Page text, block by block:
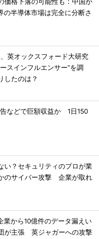
半導体市場は完全に分断さ
英オックスフォード大研究
スインフルエンサー”を調
たのは？
などで巨額収益か 1日150
い？セキュリティのプロが業
のサイバー攻撃 企業が取れ
業から10億件のデータ漏えい
が主張 英ジャガーへの攻撃